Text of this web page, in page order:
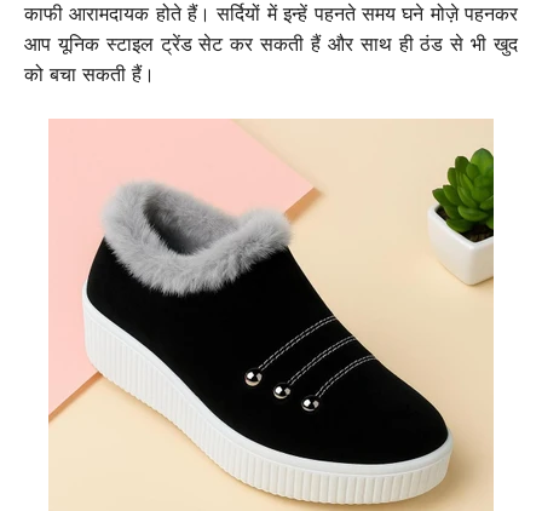
काफी आरामदायक होते हैं। सर्दियों में इन्हें पहनते समय घने मोज़े पहनकर
आप यूनिक स्टाइल ट्रेंड सेट कर सकती हैं और साथ ही ठंड से भी खुद
को बचा सकती हैं।